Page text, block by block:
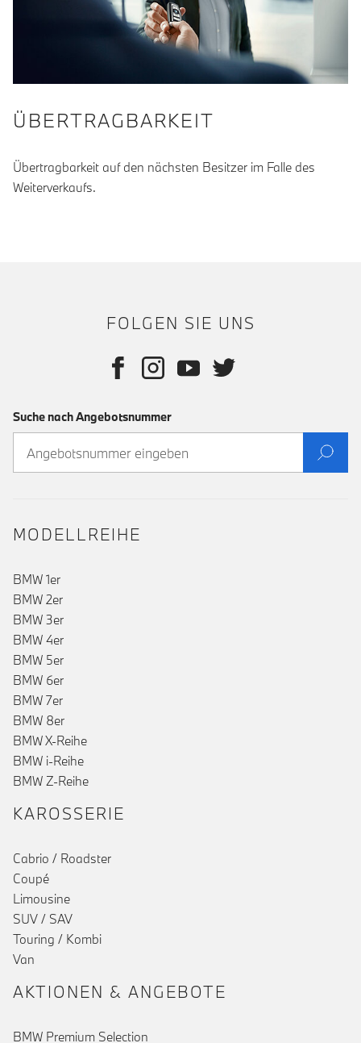
ÜBERTRAGBARKEIT
Übertragbarkeit auf den nächsten Besitzer im Falle des
Weiterverkaufs.
FOLGEN SIE UNS
Suche nach Angebotsnummer
MODELLREIHE
BMW 1er
BMW 2er
BMW 3er
BMW 4er
BMW 5er
BMW 6er
BMW 7er
BMW 8er
BMW X-Reihe
BMW i-Reihe
BMW Z-Reihe
KAROSSERIE
Cabrio / Roadster
Coupé
Limousine
SUV / SAV
Touring / Kombi
Van
AKTIONEN & ANGEBOTE
BMW Premium Selection